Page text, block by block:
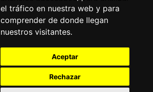
el tráfico en nuestra web y para
comprender de donde llegan
nuestros visitantes.
Aceptar
Rechazar